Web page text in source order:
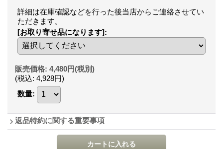
詳細は在庫確認などを行った後当店からご連絡させてい
ただきます。
[お取り寄せ品になります]:
販売価格: 4,480円(税別)
(税込: 4,928円)
数量:
返品特約に関する重要事項